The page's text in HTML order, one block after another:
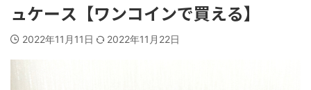
ュケース【ワンコインで買える】
2022年11月11日 2022年11月22日